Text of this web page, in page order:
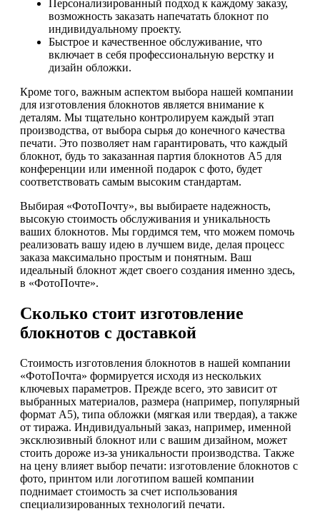
Персонализированный подход к каждому заказу,
возможность заказать напечатать блокнот по
индивидуальному проекту.
Быстрое и качественное обслуживание, что
включает в себя профессиональную верстку и
дизайн обложки.
Кроме того, важным аспектом выбора нашей компании
для изготовления блокнотов является внимание к
деталям. Мы тщательно контролируем каждый этап
производства, от выбора сырья до конечного качества
печати. Это позволяет нам гарантировать, что каждый
блокнот, будь то заказанная партия блокнотов А5 для
конференции или именной подарок с фото, будет
соответствовать самым высоким стандартам.
Выбирая «ФотоПочту», вы выбираете надежность,
высокую стоимость обслуживания и уникальность
ваших блокнотов. Мы гордимся тем, что можем помочь
реализовать вашу идею в лучшем виде, делая процесс
заказа максимально простым и понятным. Ваш
идеальный блокнот ждет своего создания именно здесь,
в «ФотоПочте».
Сколько стоит изготовление
блокнотов с доставкой
Стоимость изготовления блокнотов в нашей компании
«ФотоПочта» формируется исходя из нескольких
ключевых параметров. Прежде всего, это зависит от
выбранных материалов, размера (например, популярный
формат А5), типа обложки (мягкая или твердая), а также
от тиража. Индивидуальный заказ, например, именной
эксклюзивный блокнот или с вашим дизайном, может
стоить дороже из-за уникальности производства. Также
на цену влияет выбор печати: изготовление блокнотов с
фото, принтом или логотипом вашей компании
поднимает стоимость за счет использования
специализированных технологий печати.